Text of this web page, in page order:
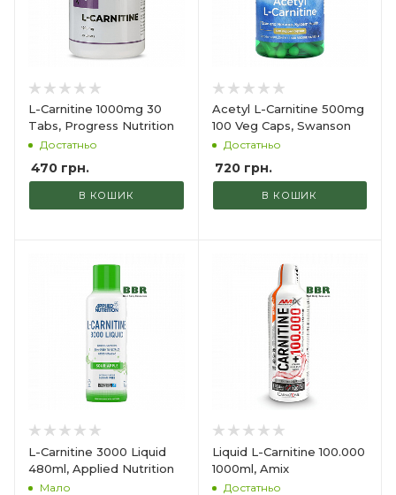
L-Carnitine 1000mg 30
Tabs, Progress Nutrition
Достатньо
470 грн.
В КОШИК
Acetyl L-Carnitine 500mg
100 Veg Caps, Swanson
Достатньо
720грн.
В КОШИК
L-Carnitine 3000 Liquid
480ml, Applied Nutrition
Мало
Liquid L-Carnitine 100.000
1000ml, Amix
Достатньо